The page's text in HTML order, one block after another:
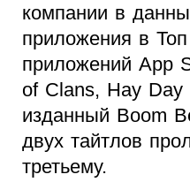
компании в
приложения в
приложений App
of Clans, Hay Day
изданный Boom
двух тайтлов
третьему.